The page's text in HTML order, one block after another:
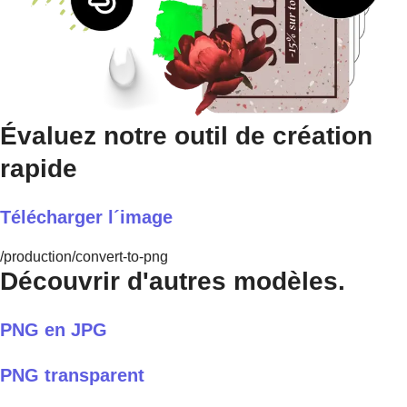
Évaluez notre outil de création
rapide
Télécharger l´image
/production/convert-to-png
Découvrir d'autres modèles.
PNG en JPG
PNG transparent